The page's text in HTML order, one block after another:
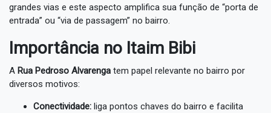
grandes vias e este aspecto amplifica sua função de “porta de
entrada” ou “via de passagem” no bairro.
Importância no Itaim Bibi
A Rua Pedroso Alvarenga tem papel relevante no bairro por
diversos motivos:
Conectividade: liga pontos chaves do bairro e facilita